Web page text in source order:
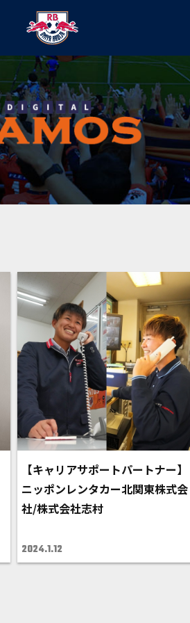
【キャリアサポートパートナー】
ニッポンレンタカー北関東株式会
社/株式会社志村
2024.1.12